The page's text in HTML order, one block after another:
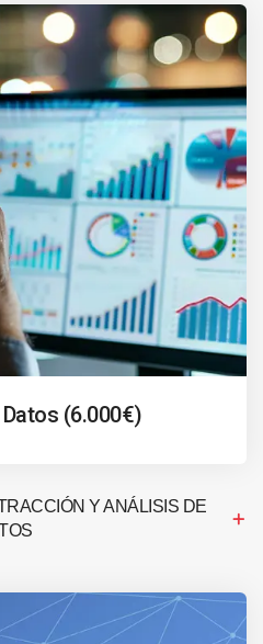
(6.000€)
Y ANÁLISIS DE